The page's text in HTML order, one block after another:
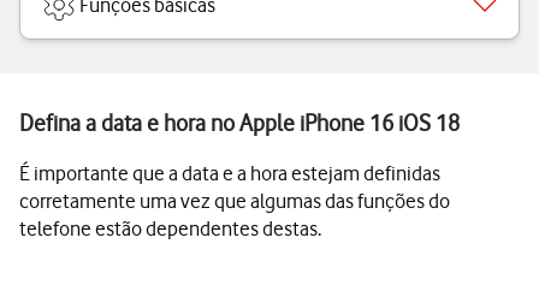
Funções básicas
Defina a data e hora no Apple iPhone 16 iOS 18
É importante que a data e a hora estejam definidas
corretamente uma vez que algumas das funções do
telefone estão dependentes destas.